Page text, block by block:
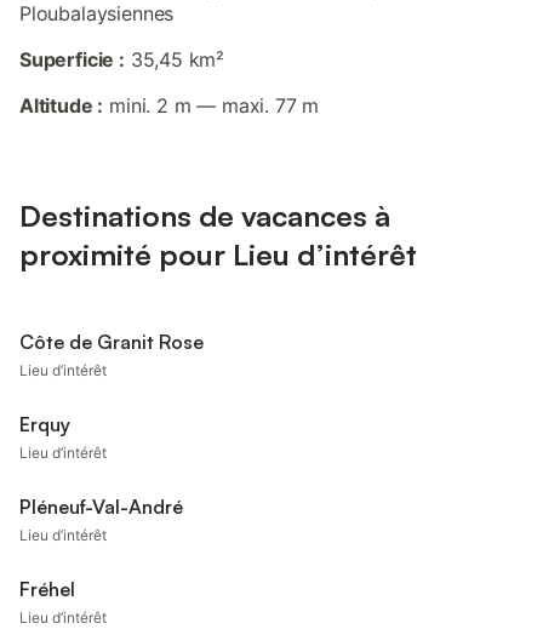
Ploubalaysiennes
Superficie : 35,45 km²
Altitude : mini. 2 m — maxi. 77 m
Destinations de vacances à
proximité pour Lieu d’intérêt
Côte de Granit Rose
Lieu d’intérêt
Erquy
Lieu d’intérêt
Pléneuf-Val-André
Lieu d’intérêt
Fréhel
Lieu d’intérêt